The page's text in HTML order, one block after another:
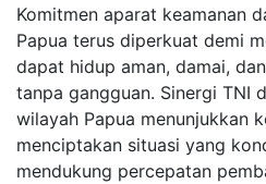
Komitmen aparat keamanan
Papua terus diperkuat demi
dapat hidup aman, damai,
tanpa gangguan. Sinergi TNI
wilayah Papua menunjukkan
menciptakan situasi yang
mendukung percepatan